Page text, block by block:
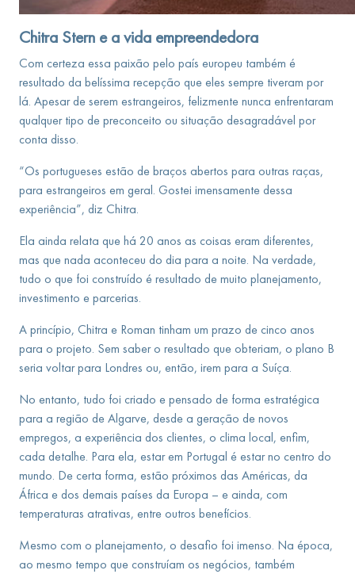
Chitra Stern e a vida empreendedora
Com certeza essa paixão pelo país europeu também é
resultado da belíssima recepção que eles sempre tiveram por
lá. Apesar de serem estrangeiros, felizmente nunca enfrentaram
qualquer tipo de preconceito ou situação desagradável por
conta disso.
“Os portugueses estão de braços abertos para outras raças,
para estrangeiros em geral. Gostei imensamente dessa
experiência”, diz Chitra.
Ela ainda relata que há 20 anos as coisas eram diferentes,
mas que nada aconteceu do dia para a noite. Na verdade,
tudo o que foi construído é resultado de muito planejamento,
investimento e parcerias.
A princípio, Chitra e Roman tinham um prazo de cinco anos
para o projeto. Sem saber o resultado que obteriam, o plano B
seria voltar para Londres ou, então, irem para a Suíça.
No entanto, tudo foi criado e pensado de forma estratégica
para a região de Algarve, desde a geração de novos
empregos, a experiência dos clientes, o clima local, enfim,
cada detalhe. Para ela, estar em Portugal é estar no centro do
mundo. De certa forma, estão próximos das Américas, da
África e dos demais países da Europa – e ainda, com
temperaturas atrativas, entre outros benefícios.
Mesmo com o planejamento, o desafio foi imenso. Na época,
ao mesmo tempo que construíam os negócios, também